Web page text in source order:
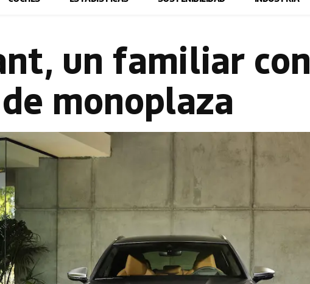
un familiar con
monoplaza